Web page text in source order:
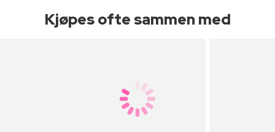
Kjøpes ofte sammen med